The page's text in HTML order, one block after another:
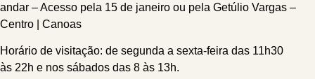
andar – Acesso pela 15 de janeiro ou pela Getúlio Vargas –
Centro | Canoas
Horário de visitação: de segunda a sexta-feira das 11h30
às 22h e nos sábados das 8 às 13h.